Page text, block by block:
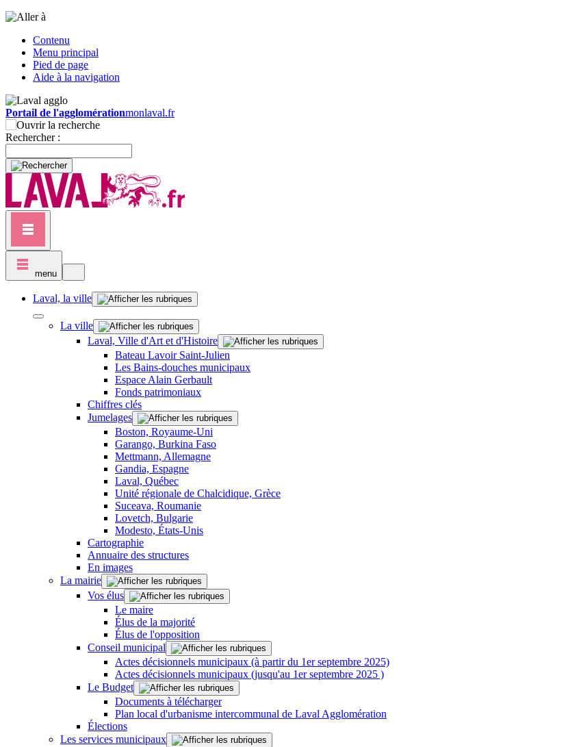
Contenu
Menu principal
Pied de page
Aide à la navigation
Portail de l'agglomérationmonlaval.fr
Rechercher :
menu
Laval, la ville
La ville
Laval, Ville d'Art et d'Histoire
Bateau Lavoir Saint-Julien
Les Bains-douches municipaux
Espace Alain Gerbault
Fonds patrimoniaux
Chiffres clés
Jumelages
Boston, Royaume-Uni
Garango, Burkina Faso
Mettmann, Allemagne
Gandia, Espagne
Laval, Québec
Unité régionale de Chalcidique, Grèce
Suceava, Roumanie
Lovetch, Bulgarie
Modesto, États-Unis
Cartographie
Annuaire des structures
En images
La mairie
Vos élus
Le maire
Élus de la majorité
Élus de l'opposition
Conseil municipal
Actes décisionnels municipaux (à partir du 1er septembre 2025)
Actes décisionnels municipaux (jusqu'au 1er septembre 2025 )
Le Budget
Documents à télécharger
Plan local d'urbanisme intercommunal de Laval Agglomération
Élections
Les services municipaux